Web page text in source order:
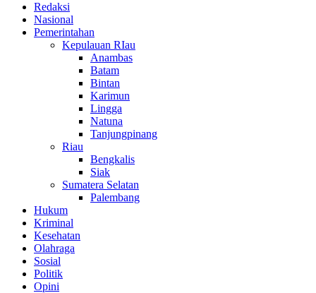
Redaksi
Nasional
Pemerintahan
Kepulauan RIau
Anambas
Batam
Bintan
Karimun
Lingga
Natuna
Tanjungpinang
Riau
Bengkalis
Siak
Sumatera Selatan
Palembang
Hukum
Kriminal
Kesehatan
Olahraga
Sosial
Politik
Opini